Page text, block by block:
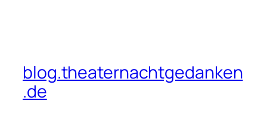
blog.theaternachtgedanken
.de